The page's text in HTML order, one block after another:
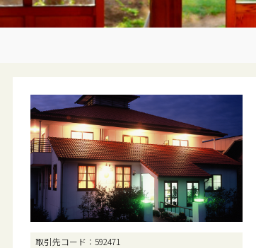
取引先コード
592471